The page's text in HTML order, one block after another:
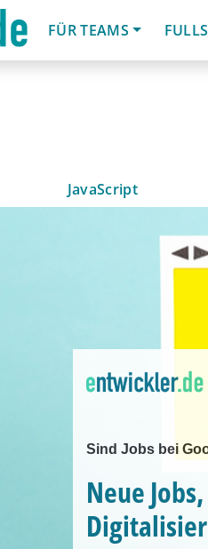
FÜR TEAMS
JavaScript
Sind Jobs bei
Neue